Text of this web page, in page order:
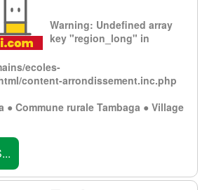
Warning: Undefined array
key "region_long" in
ecoles-
content-arrondissement.inc.php
● Commune rurale Tambaga ● Village